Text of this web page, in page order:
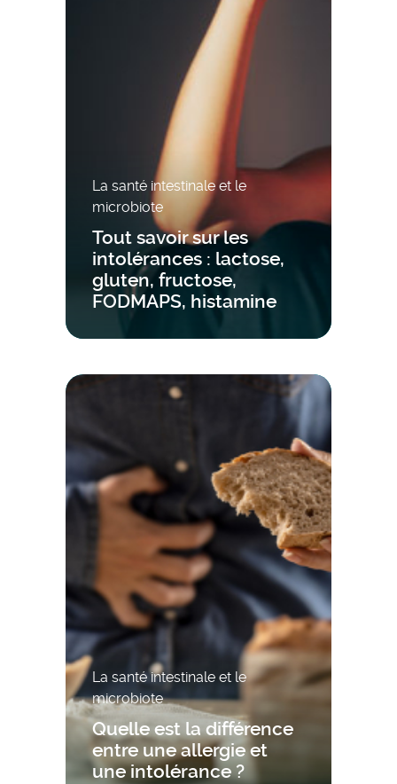
La santé intestinale et le
microbiote
Tout savoir sur les
intolérances : lactose,
gluten, fructose,
FODMAPS, histamine
La santé intestinale et le
microbiote
Quelle est la différence
entre une allergie et
une intolérance ?